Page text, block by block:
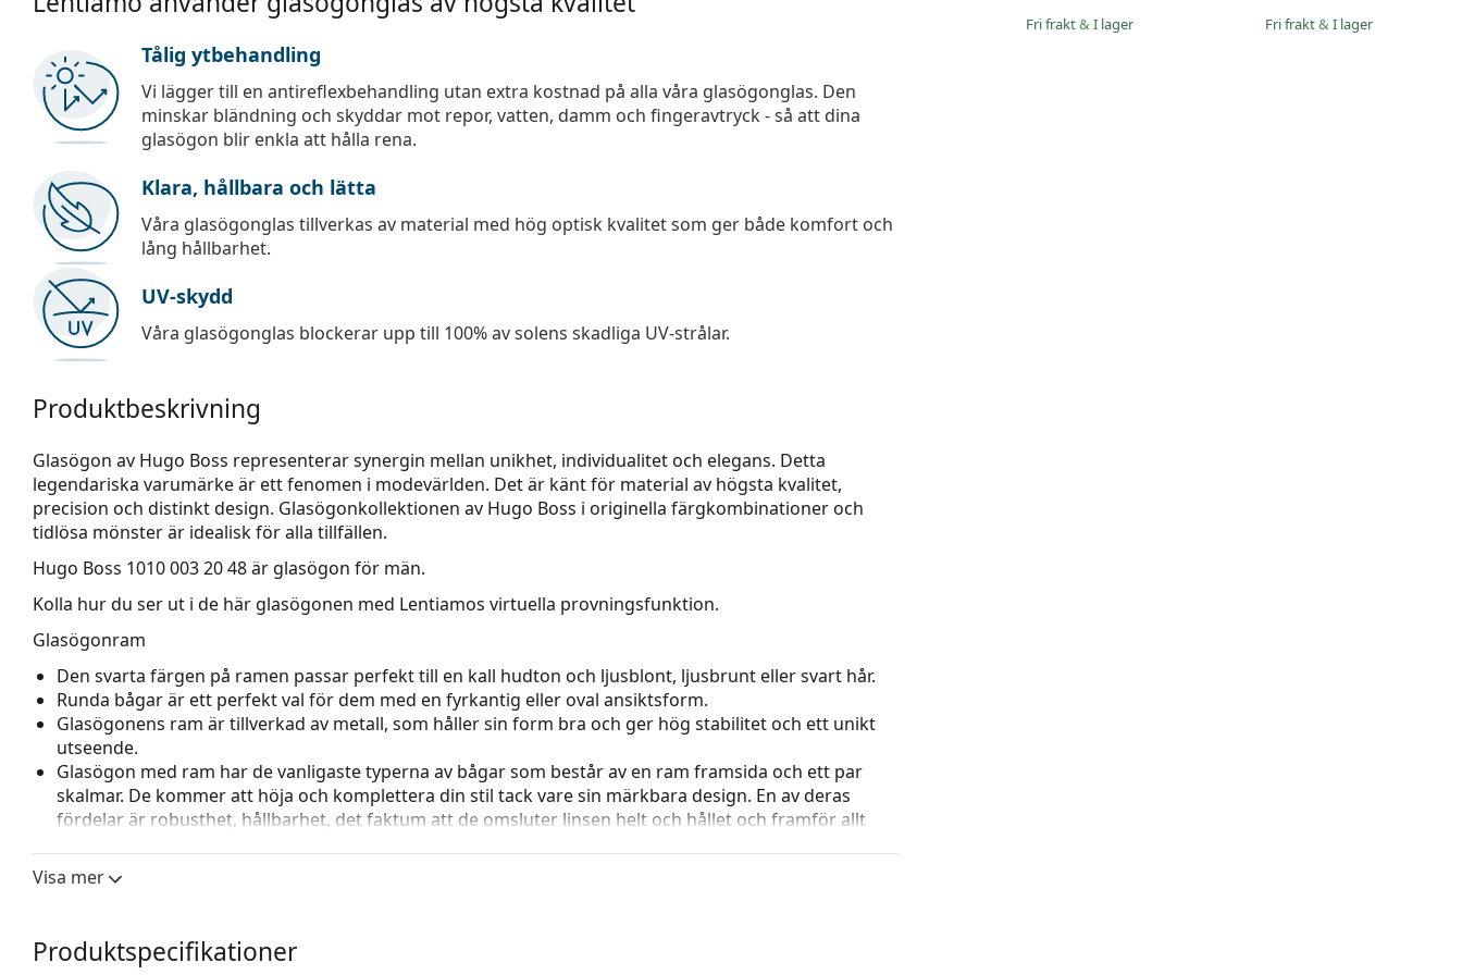
Fri frakt& I lager Fri frakt& I lager
Tålig ytbehandling
Vi lägger till en antireflexbehandling utan extra kostnad på alla våra glasögonglas. Den
minskar bländning och skyddar mot repor, vatten, damm och fingeravtryck - så att dina
glasögon blir enkla att hålla rena.
Klara, hållbara och lätta
Våra glasögonglas tillverkas av material med hög optisk kvalitet som ger både komfort och
lång hållbarhet.
UV-skydd
Våra glasögonglas blockerar upp till 100% av solens skadliga UV-strålar.
Produktbeskrivning
Glasögon av Hugo Boss representerar synergin mellan unikhet, individualitet och elegans. Detta
legendariska varumärke är ett fenomen i modevärlden. Det är känt för material av högsta kvalitet,
precision och distinkt design. Glasögonko­llektionen av Hugo Boss i originella färgkombinationer och
tidlösa mönster är idealisk för alla tillfällen.
Hugo Boss 1010 003 20 48är glasögon för män.
Kolla hur du ser ut i de här glasögonen med Lentiamos virtuella provningsfunktion.
Glasögonram
Den svarta färgen på ramen passar perfekt till en kall hudton och ljusblont, ljusbrunt eller svart hår.
Runda bågar är ett perfekt val för dem med en fyrkantig eller oval ansiktsform.
Glasögonens ram är tillverkad av metall, som håller sin form bra och ger hög stabilitet och ett unikt
utseende.
Glasögon med ram har de vanligaste typerna av bågar som består av en ram framsida och ett par
skalmar. De kommer att höja och komplettera din stil tack vare sin märkbara design. En av deras
fördelar är robusthet, hållbarhet, det faktum att de omsluter linsen helt och hållet och framför allt
Justerbara näskuddar gör det möjligt att försiktigt ändra positionen och passformen på dina
för att förhindra skador eller att de går sönder.
Visa mer
Produktspecifikationer